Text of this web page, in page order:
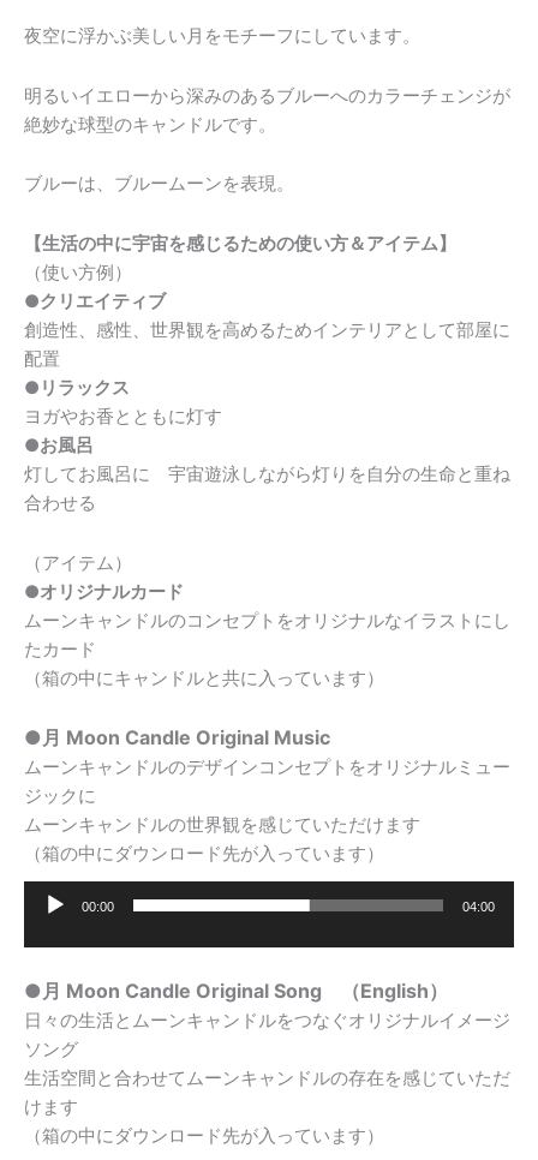
夜空に浮かぶ美しい月をモチーフにしています。
明るいイエローから深みのあるブルーへのカラーチェンジが
絶妙な球型のキャンドルです。
ブルーは、ブルームーンを表現。
【生活の中に宇宙を感じるための使い方＆アイテム】
（使い方例）
●クリエイティブ
創造性、感性、世界観を高めるためインテリアとして部屋に
配置
●リラックス
ヨガやお香とともに灯す
●お風呂
灯してお風呂に 宇宙遊泳しながら灯りを自分の生命と重ね
合わせる
（アイテム）
●オリジナルカード
ムーンキャンドルのコンセプトをオリジナルなイラストにし
たカード
（箱の中にキャンドルと共に入っています）
●月 Moon Candle Original Music
ムーンキャンドルのデザインコンセプトをオリジナルミュー
ジックに
ムーンキャンドルの世界観を感じていただけます
（箱の中にダウンロード先が入っています）
レ
ー
ヤ
ー
00:00 04:00
●月 Moon Candle Original Song （English）
日々の生活とムーンキャンドルをつなぐオリジナルイメージ
ソング
生活空間と合わせてムーンキャンドルの存在を感じていただ
けます
（箱の中にダウンロード先が入っています）